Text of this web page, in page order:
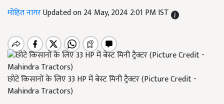
मोहित नागरUpdated on 24 May, 2024 2:01 PM IST
छोटे किसानों के लिए 33 HP में बेस्ट मिनी ट्रैक्टर (Picture Credit -
Mahindra Tractors)